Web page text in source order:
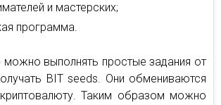
и мастерских;
программа.
можно выполнять простые задания от
BIT seeds. Они обмениваются
Таким образом можно